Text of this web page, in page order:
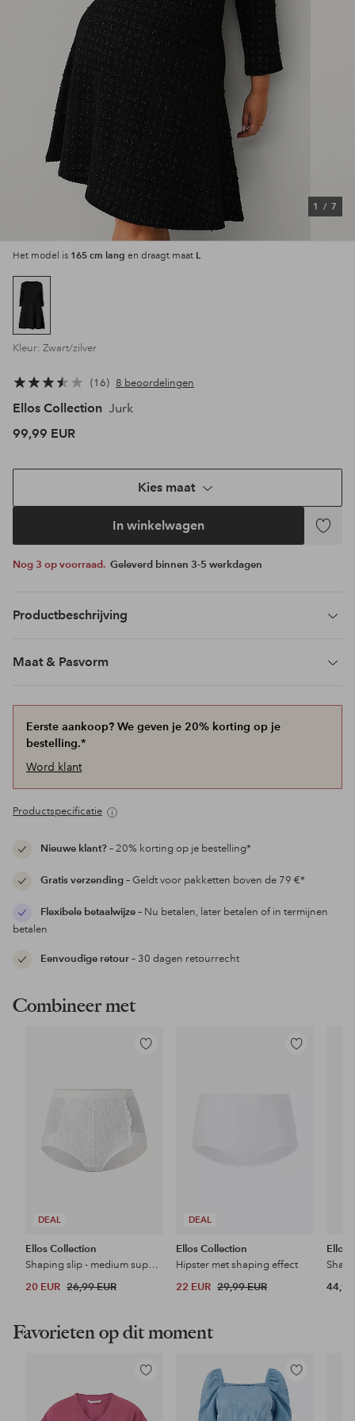
1 / 7
Het model is 165 cm lang en draagt maat L
Kleur: Zwart/zilver
16 8 beoordelingen
Ellos Collection Jurk
99,99 EUR
Kies maat
In winkelwagen
Nog 3 op voorraad. Geleverd binnen 3-5 werkdagen
Productbeschrijving
Maat & Pasvorm
Eerste aankoop? We geven je 20% korting op je
bestelling.*
Word klant
Productspecificatie
Nieuwe klant?– 20% korting op je bestelling*
Gratis verzending– Geldt voor pakketten boven de 79 €*
Flexibele betaalwijze– Nu betalen, later betalen of in termijnen
betalen
Eenvoudige retour– 30 dagen retourrecht
Combineer met
DEAL
Toevoegen
Ellos Collection
Shaping slip - medium support
20 EUR 26,99 EUR
DEAL
Toevoegen
Ellos Collection
Hipster met shaping effect
22 EUR 29,99 EUR
Ellos
44,99
Favorieten op dit moment
Toevoegen
favorieten
Toevoegen
aan
favorieten